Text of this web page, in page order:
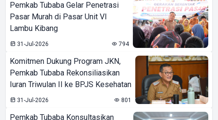
Pemkab Tubaba Gelar Penetrasi
Pasar Murah di Pasar Unit VI
Lambu Kibang
31-Jul-2026 794
Komitmen Dukung Program JKN,
Pemkab Tubaba Rekonsiliasikan
Iuran Triwulan II ke BPJS Kesehatan
31-Jul-2026 801
Pemkab Tubaba Konsultasikan